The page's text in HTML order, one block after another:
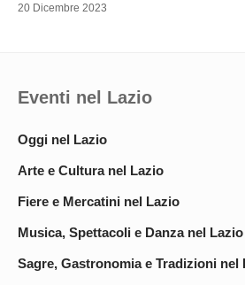
20 Dicembre 2023
Eventi nel Lazio
Oggi nel Lazio
Arte e Cultura nel Lazio
Fiere e Mercatini nel Lazio
Musica, Spettacoli e Danza nel Lazio
Sagre, Gastronomia e Tradizioni nel